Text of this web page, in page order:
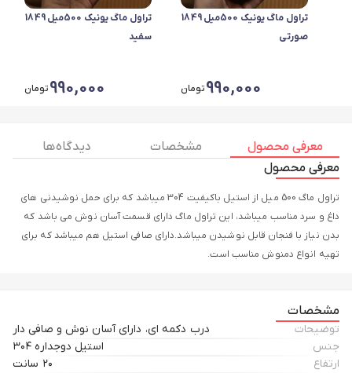
تراول ماگ یونیک 500میل 1849
صورتی
990,000تومان
تراول ماگ یونیک 500میل 1849
سفید
990,000تومان
معرفی محصول مشخصات
دیدگاه ها
معرفی محصول
تراول ماگ 500 میل از استیل باکیفیت 304 میباشد که برای حمل نوشیدنی های
داغ و سرد مناسب میباشد، این تراول ماگ دارای قسمت آسان نوش می باشد که
بدن نیاز با فنجان قابل نوشیدن میباشد.دارای صافی استیل هم میباشد که برای
تهیه انواع دمنوش مناسب است.
مشخصات
توضیحات
درب دکمه ای، دارای آسان نوش و صافی دار
جنس
استیل دوجداره ۳۰۴
ارتفاع
۲۰ سانت